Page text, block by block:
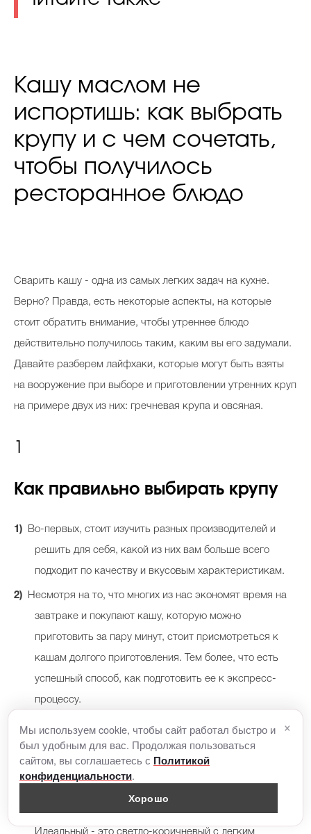
Кашу маслом не
испортишь: как выбрать
крупу и с чем сочетать,
чтобы получилось
ресторанное блюдо
Cварить кашу - одна из самых легких задач на кухне.
Верно? Правда, есть некоторые аспекты, на которые
стоит обратить внимание, чтобы утреннее блюдо
действительно получилось таким, каким вы его задумали.
Давайте разберем лайфхаки, которые могут быть взяты
на вооружение при выборе и приготовлении утренних круп
на примере двух из них: гречневая крупа и овсяная.
Как правильно выбирать крупу
Во-первых, стоит изучить разных производителей и
решить для себя, какой из них вам больше всего
подходит по качеству и вкусовым характеристикам.
Несмотря на то, что многих из нас экономят время на
завтраке и покупают кашу, которую можно
приготовить за пару минут, стоит присмотреться к
кашам долгого приготовления. Тем более, что есть
успешный способ, как подготовить ее к экспресс-
процессу.
Выбирайте цельные крупы. Цельнозерновые - одна из
основ правильного питания человека. Они содержат
пищевую клетчатку, снижают уровень сахара в крови
Покупая гречневую крупу, обратите внимание на цвет.
Мы используем cookie, чтобы сайт работал быстро и
был удобным для вас. Продолжая пользоваться
сайтом, вы соглашаетесь с Политикой
конфиденциальности.
Хорошо
×